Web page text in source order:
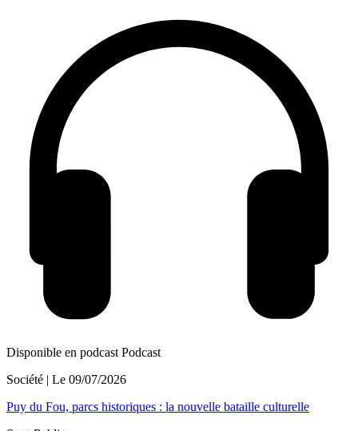
Disponible en podcast Podcast
Société | Le 09/07/2026
Puy du Fou, parcs historiques : la nouvelle bataille culturelle